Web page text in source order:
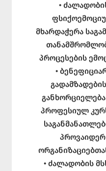
•
მხარდაჭერა
პროცესების
•
პროფესიულ
• ძალადობის